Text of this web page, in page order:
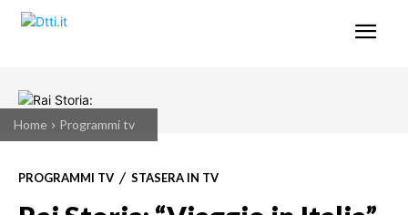
Home Programmi tv
PROGRAMMI TV STASERA IN TV